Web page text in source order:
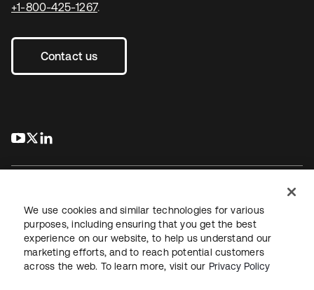
+1-800-425-1267.
Contact us
s’ouvre dans un nouvel onglet
s’ouvre dans un nouvel onglet
JuridiquePolitique de confidentialité
Conditions d’utilisation du siteSécuritéPlan du site
Paramètres des cookies
We use cookies and similar technologies for various
purposes, including ensuring that you get the best
experience on our website, to help us understand our
marketing efforts, and to reach potential customers
across the web. To learn more, visit our Privacy Policy